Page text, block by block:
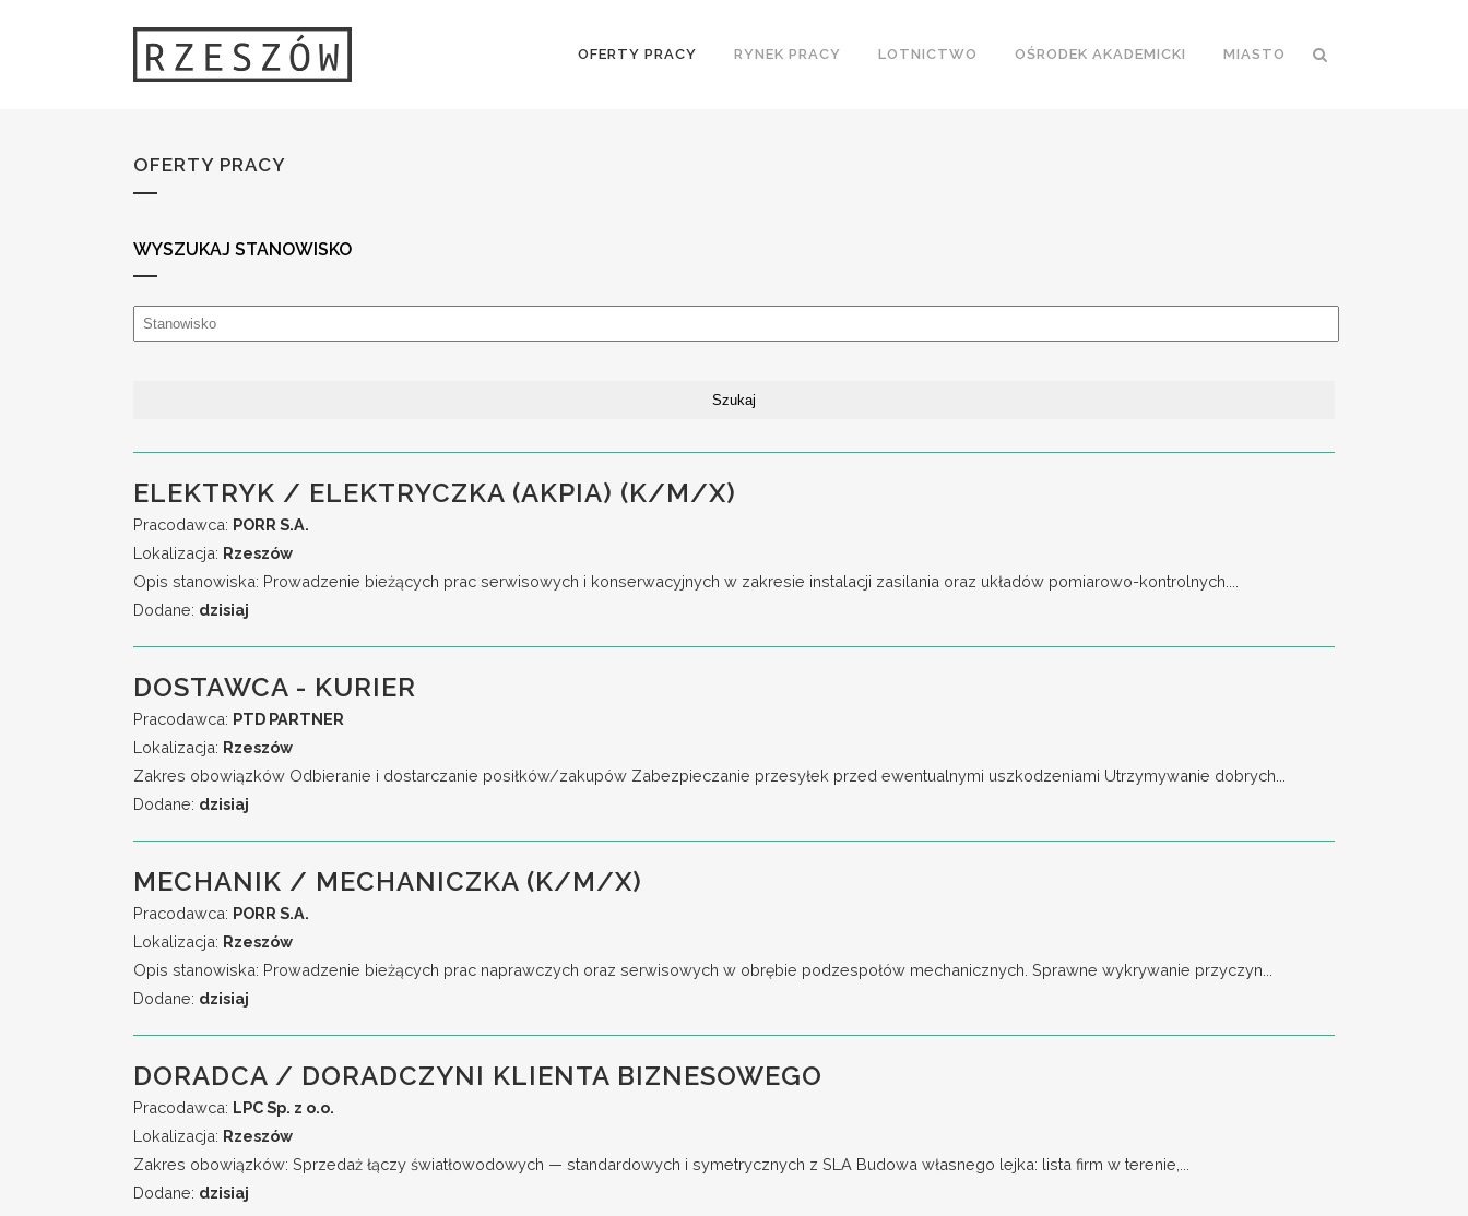
OFERTY PRACY RYNEK PRACY LOTNICTWO OŚRODEK AKADEMICKI MIASTO
OFERTY PRACY
WYSZUKAJ STANOWISKO
ELEKTRYK / ELEKTRYCZKA (AKPIA) (K/M/X)
Pracodawca: PORR S.A.
Lokalizacja: Rzeszów
Opis stanowiska: Prowadzenie bieżących prac serwisowych i konserwacyjnych w zakresie instalacji zasilania oraz układów pomiarowo-kontrolnych....
Dodane: dzisiaj
DOSTAWCA - KURIER
Pracodawca: PTD PARTNER
Lokalizacja: Rzeszów
Zakres obowiązków Odbieranie i dostarczanie posiłków/zakupów Zabezpieczanie przesyłek przed ewentualnymi uszkodzeniami Utrzymywanie dobrych...
Dodane: dzisiaj
MECHANIK / MECHANICZKA (K/M/X)
Pracodawca: PORR S.A.
Lokalizacja: Rzeszów
Opis stanowiska: Prowadzenie bieżących prac naprawczych oraz serwisowych w obrębie podzespołów mechanicznych. Sprawne wykrywanie przyczyn...
Dodane: dzisiaj
DORADCA / DORADCZYNI KLIENTA BIZNESOWEGO
Pracodawca: LPC Sp. z o.o.
Lokalizacja: Rzeszów
Zakres obowiązków: Sprzedaż łączy światłowodowych — standardowych i symetrycznych z SLA Budowa własnego lejka: lista firm w terenie,...
Dodane: dzisiaj